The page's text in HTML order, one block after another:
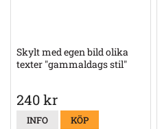
Skylt med egen bild olika
texter "gammaldags stil"
240 kr
INFO KÖP